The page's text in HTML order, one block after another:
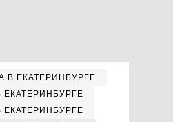
В ЕКАТЕРИНБУРГЕ
ЕКАТЕРИНБУРГЕ
ЕКАТЕРИНБУРГЕ